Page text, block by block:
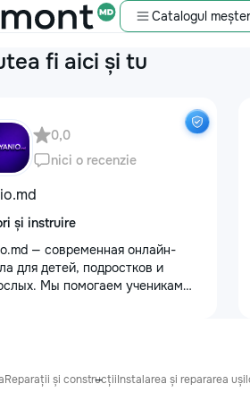
Catalogul
fi aici și tu
0,0
nici o recenzie
și instruire
— современная онлайн-
для детей, подростков и
Мы помогаем ученикам
В нашей команде работают
Reparații și construcțiiInstalarea și repararea